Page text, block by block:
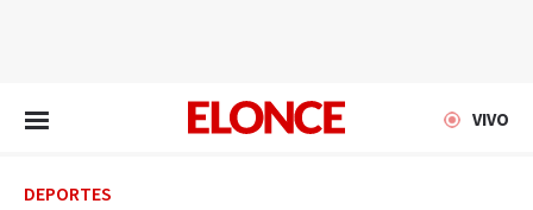
VIVO
DEPORTES